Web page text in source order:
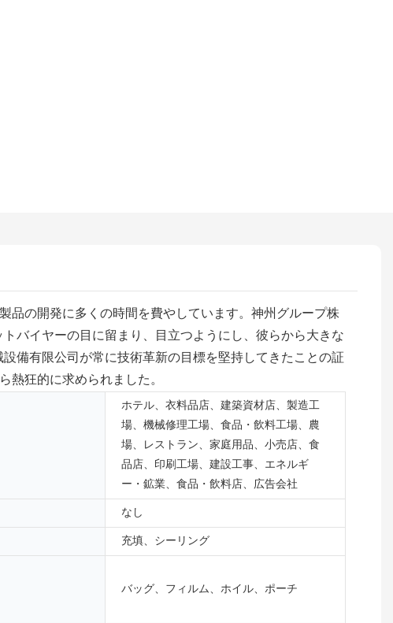
品の開発に多くの時間を費やしています。神州グループ株
バイヤーの目に留まり、目立つようにし、彼らから大きな
備有限公司が常に技術革新の目標を堅持してきたことの証
狂的に求められました。
ホテル、衣料品店、建築資材店、製造工
場、機械修理工場、食品・飲料工場、農
場、レストラン、家庭用品、小売店、食
品店、印刷工場、建設工事、エネルギ
ー・鉱業、食品・飲料店、広告会社
なし
充填、シーリング
バッグ、フィルム、ホイル、ポーチ